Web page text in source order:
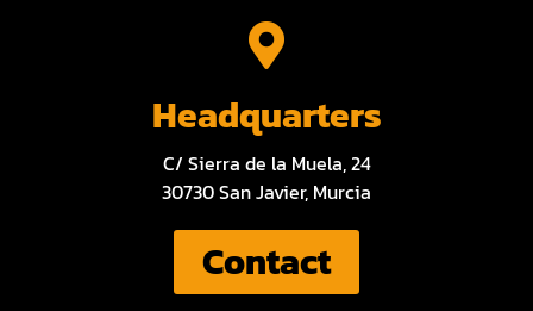
Headquarters
C/ Sierra de la Muela, 24
30730 San Javier, Murcia
Contact